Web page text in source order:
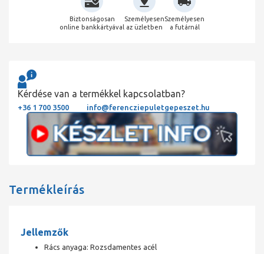
Biztonságosan
online bankkártyával
Személyesen
az üzletben
Személyesen
a futárnál
Kérdése van a termékkel kapcsolatban?
+36 1 700 3500 info@ferencziepuletgepeszet.hu
Termékleírás
Jellemzők
Rács anyaga: Rozsdamentes acél